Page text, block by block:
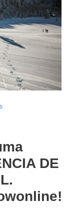
DE